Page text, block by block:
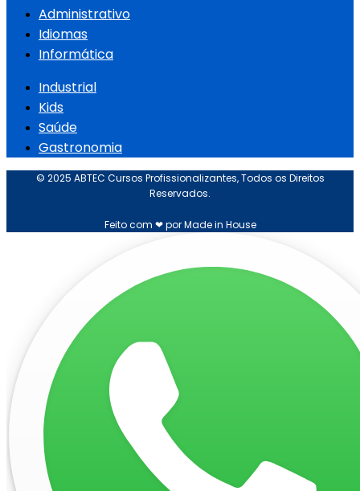
Administrativo
Idiomas
Informática
Industrial
Kids
Saúde
Gastronomia
© 2025 ABTEC Cursos Profissionalizantes, Todos os Direitos
Reservados.
Feito com ❤ por Made in House